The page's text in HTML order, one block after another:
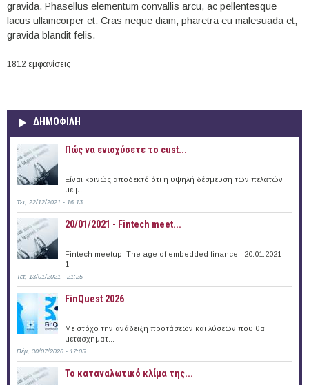
gravida. Phasellus elementum convallis arcu, ac pellentesque
lacus ullamcorper et. Cras neque diam, pharetra eu malesuada et,
gravida blandit felis.
1812 εμφανίσεις
ΔΗΜΟΦΙΛΗ
Πώς να ενισχύσετε το cust...
Είναι κοινώς αποδεκτό ότι η υψηλή δέσμευση των πελατών
με μι...
Τετ, 22/12/2021 - 16:13
20/01/2021 - Fintech meet...
Fintech meetup: The age of embedded finance | 20.01.2021 -
1...
Τετ, 13/01/2021 - 21:25
FinQuest 2026
Με στόχο την ανάδειξη προτάσεων και λύσεων που θα
μετασχηματ...
Πέμ, 30/07/2026 - 17:05
Το καταναλωτικό κλίμα της...